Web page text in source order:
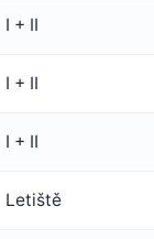
I + II
I + II
I + II
Letiště